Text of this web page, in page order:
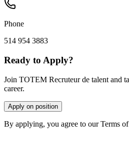
Phone
514 954 3883
Ready to Apply?
Join TOTEM Recruteur de talent and
career.
Apply on position
By applying, you agree to our Terms